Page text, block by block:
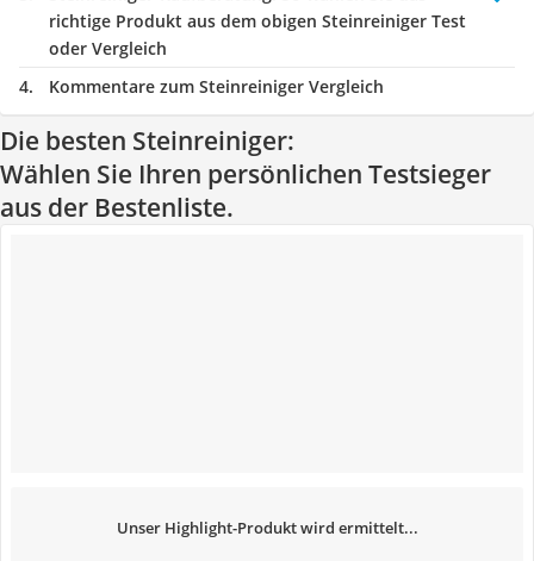
richtige Produkt aus dem obigen Steinreiniger Test
oder Vergleich
Kommentare zum Steinreiniger Vergleich
Die besten Steinreiniger:
Wählen Sie Ihren persönlichen Testsieger
aus der Bestenliste.
Unser Highlight-Produkt wird ermittelt...